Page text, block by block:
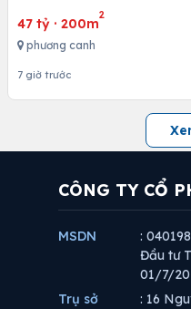
47 tỷ · 200m
2
phương canh
7 giờ trước
CÔNG TY CỔ
MSDN
:
Đầu tư
01/7/
Trụ sở
: 16